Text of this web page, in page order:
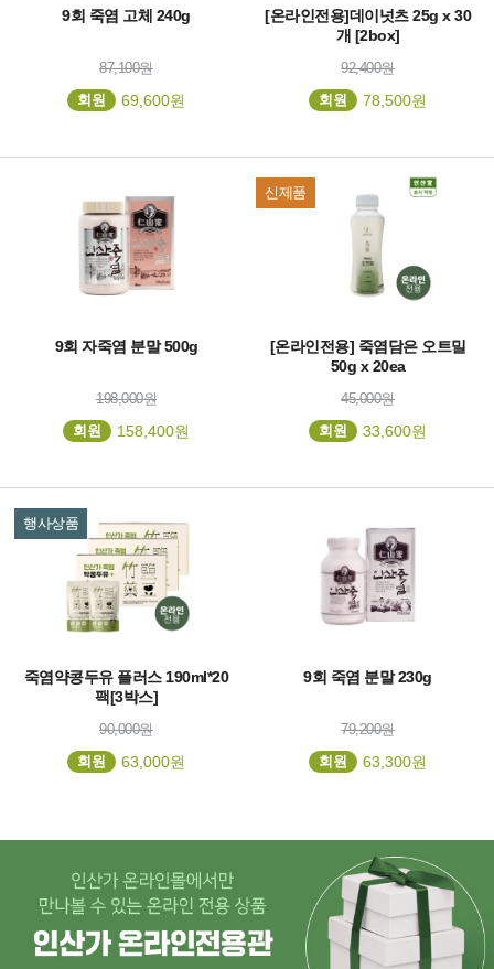
9회 죽염 고체 240g
87,100원
회원
69,600원
[온라인전용]데이넛츠 25g x 30
개 [2box]
92,400원
회원
78,500원
9회 자죽염 분말 500g
198,000원
회원
158,400원
신제품
[온라인전용] 죽염담은 오트밀
50g x 20ea
45,000원
회원
33,600원
행사상품
죽염약콩두유 플러스 190ml*20
팩[3박스]
90,000원
회원
63,000원
9회 죽염 분말 230g
79,200원
회원
63,300원